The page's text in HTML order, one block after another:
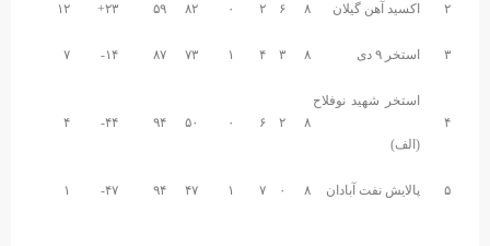
۲ اکسید آهن گیلان ۸ ۶ ۲ ۸۲ ۵۹ ۲۳+ ۱۲
۳ استخر ۹ دی ۸ ۳ ۴ ۷۳ ۸۷ ۱۴- ۷
۴
استخر شهید نوفلاح
(الف)
۸ ۲ ۶ ۵۰ ۹۴ ۴۴- ۴
۵ پالایش نفت آبادان ۸ ۷ ۴۷ ۹۴ ۴۷-